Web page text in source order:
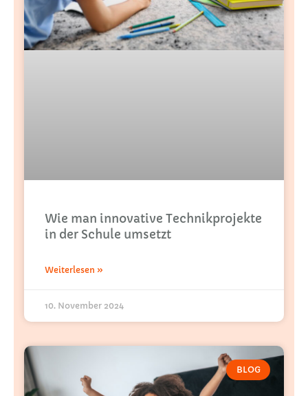
Wie man innovative Technikprojekte
in der Schule umsetzt
Weiterlesen »
10. November 2024
BLOG